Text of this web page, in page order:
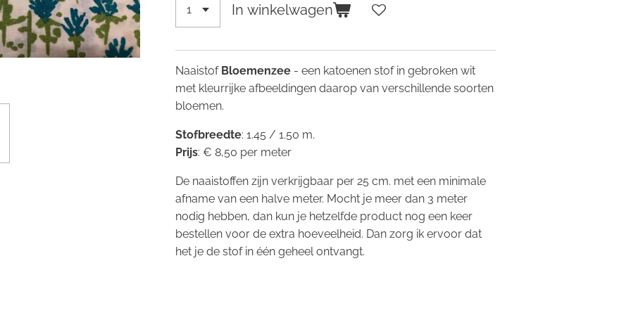
In winkelwagen
Naaistof Bloemenzee - een katoenen stof in gebroken wit
met kleurrijke afbeeldingen daarop van verschillende soorten
bloemen.
Stofbreedte: 1.45 / 1.50 m.
Prijs: € 8,50 per meter
De naaistoffen zijn verkrijgbaar per 25 cm. met een minimale
afname van een halve meter. Mocht je meer dan 3 meter
nodig hebben, dan kun je hetzelfde product nog een keer
bestellen voor de extra hoeveelheid. Dan zorg ik ervoor dat
het je de stof in één geheel ontvangt.